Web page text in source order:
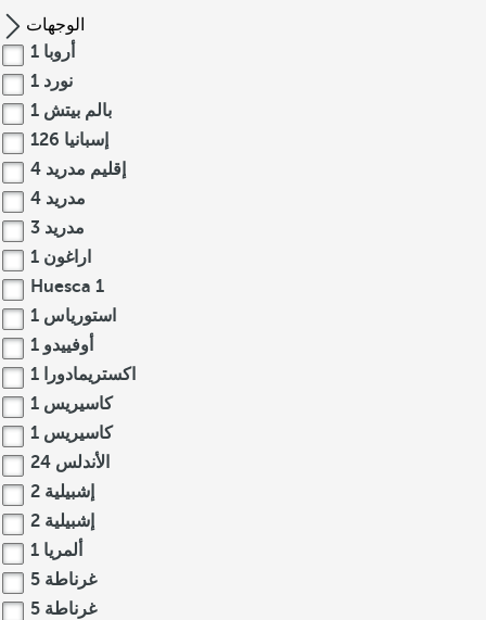
الوجهات
أروبا 1
نورد 1
بالم بيتش 1
إسبانيا 126
إقليم مدريد 4
مدريد 4
مدريد 3
اراغون 1
Huesca 1
استورياس 1
أوفييدو 1
اكستريمادورا 1
كاسيريس 1
كاسيريس 1
الأندلس 24
إشبيلية 2
إشبيلية 2
ألمريا 1
غرناطة 5
غرناطة 5